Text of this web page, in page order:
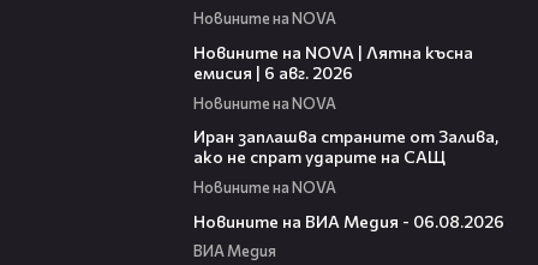
Новините на NOVA
Новините на NOVA | Лятна късна
емисия | 6 авг. 2026
Новините на NOVA
Иран заплашва страните от Залива,
ако не спрат ударите на САЩ
Новините на NOVA
Новините на ВИА Медия - 06.08.2026
ВИА Медия